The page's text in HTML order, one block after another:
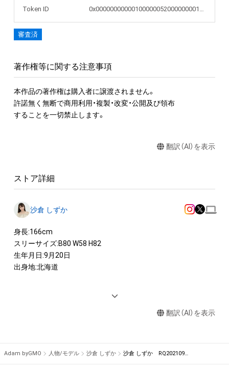
Token ID
0x00000000000100000052000000001617
審査済
著作権等に関する注意事項
本作品の著作権は購入者に譲渡されません。
許諾無く無断で商用利用・複製・改変・公開及び領布
することを一切禁止します。
翻訳（AI）を表示
ストア詳細
沙倉 しずか
身長:166cm
スリーサイズ:B80 W58 H82
生年月日:9月20日
出身地:北海道
2021　ArnageRacing「Arnage Lovely Cats」
翻訳（AI）を表示
Adam byGMO 人物/モデル 沙倉 しずか 沙倉 しずか RQ202109−20